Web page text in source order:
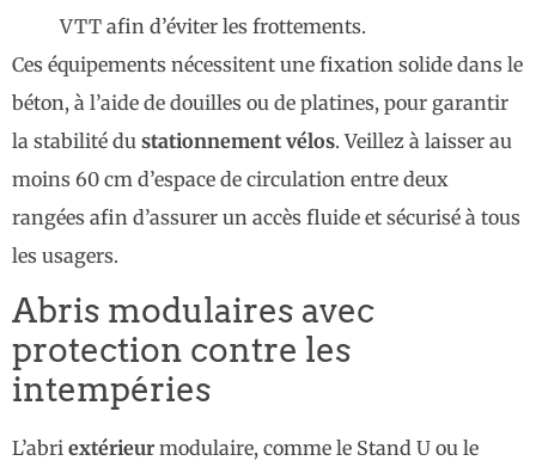
VTT afin d’éviter les frottements.
Ces équipements nécessitent une fixation solide dans le
béton, à l’aide de douilles ou de platines, pour garantir
la stabilité du stationnement vélos. Veillez à laisser au
moins 60 cm d’espace de circulation entre deux
rangées afin d’assurer un accès fluide et sécurisé à tous
les usagers.
Abris modulaires avec
protection contre les
intempéries
L’abri extérieur modulaire, comme le Stand U ou le